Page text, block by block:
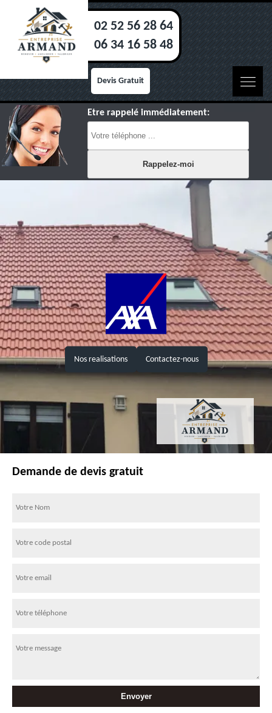
02 52 56 28 64
06 34 16 58 48
Devis Gratuit
Etre rappelé immédiatement:
Nos realisations Contactez-nous
Demande de devis gratuit